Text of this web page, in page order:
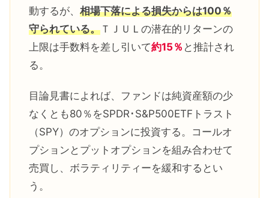
動するが、 相場下落による損失からは100％
守られている。ＴＪＵＬの潜在的リターンの
上限は手数料を差し引いて約15％ と推計され
る。
目論見書によれば、ファンドは純資産額の少
なくとも80％をSPDR･S&P500ETFトラスト
（SPY）のオプションに投資する。コールオ
プションとプットオプションを組み合わせて
売買し、ボラティリティーを緩和するとい
う。